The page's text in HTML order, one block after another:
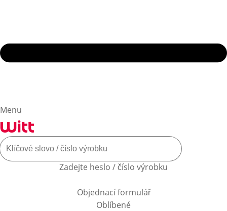
Menu
Zadejte heslo / číslo výrobku
Objednací formulář
Oblíbené